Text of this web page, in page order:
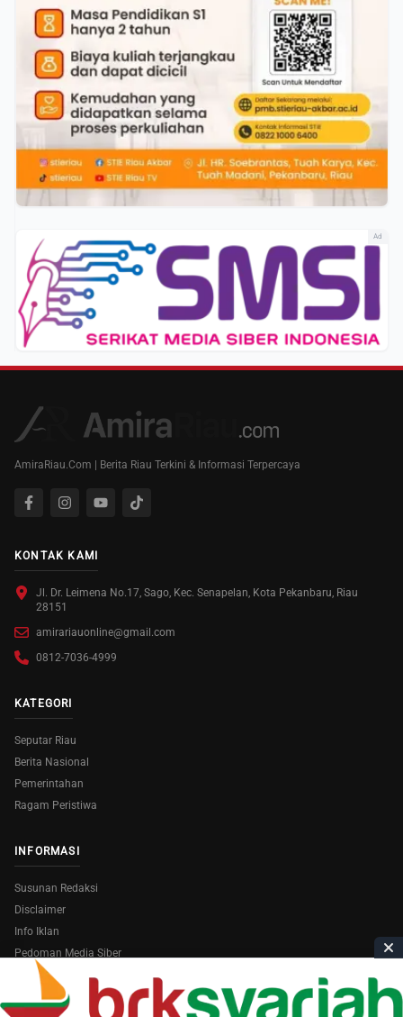
Ad
AmiraRiau.Com | Berita Riau Terkini & Informasi Terpercaya
KONTAK KAMI
Jl. Dr. Leimena No.17, Sago, Kec. Senapelan, Kota Pekanbaru, Riau
28151
amirariauonline@gmail.com
0812-7036-4999
KATEGORI
Seputar Riau
Berita Nasional
Pemerintahan
Ragam Peristiwa
INFORMASI
Susunan Redaksi
Disclaimer
Info Iklan
Pedoman Media Siber